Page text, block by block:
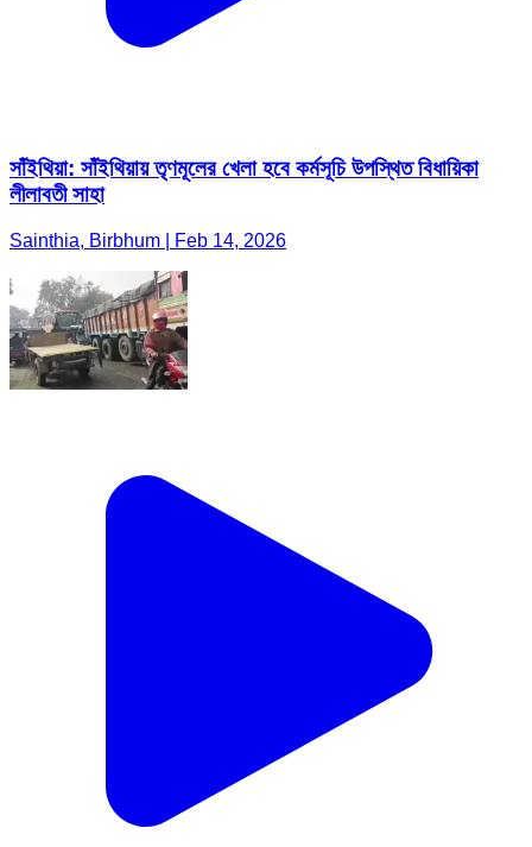
সাঁইথিয়া: সাঁইথিয়ায় তৃণমূলের খেলা হবে কর্মসূচি উপস্থিত বিধায়িকা
লীলাবতী সাহা
Sainthia, Birbhum | Feb 14, 2026